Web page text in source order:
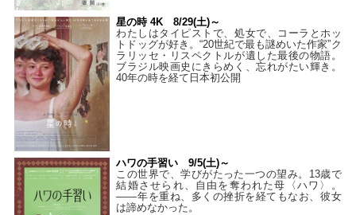
星の時 4K 8/29(土)～
わたしはタイピストで、処⼥で、コーラとホッ
トドッグが好き。“20世紀で最も謎めいた作家”ク
ラリッセ・リスペクトルが遺した最後の物語。
ブラジル映画史にきらめく、忘れがたい輝き。
40年の時を経て⽇本初公開
ハワの手習い 9/5(土)～
この世界で、学びがたった一つの望み。13歳で
結婚させられ、自由を奪われた母〈ハワ〉。
——年を重ね、多くの挫折を経てもなお、彼女
は諦めなかった。